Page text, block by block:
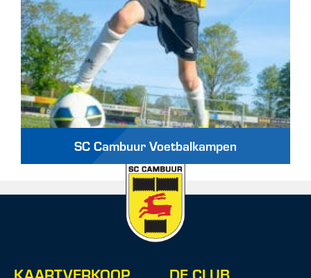
SC Cambuur Voetbalkampen
KAARTVERKOOP DE CLUB